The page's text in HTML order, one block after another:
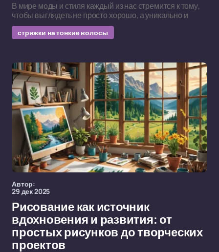
В мире моды и стиля каждый из нас стремится к тому,
чтобы выглядеть не просто хорошо, а уникально и
стрижки на тонкие волосы
Автор:
29 дек 2025
Рисование как источник
вдохновения и развития: от
простых рисунков до творческих
проектов